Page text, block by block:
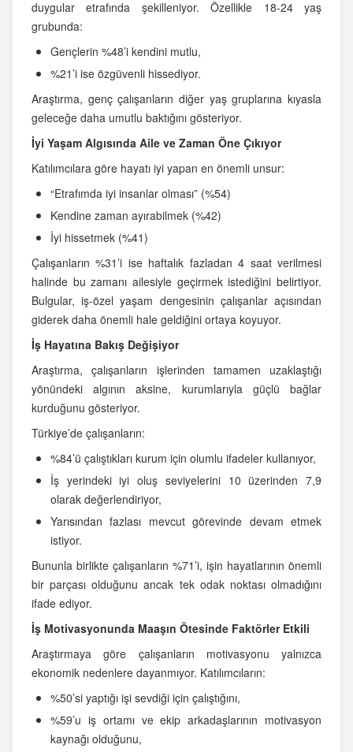
duygular etrafında şekilleniyor. Özellikle 18-24 yaş
grubunda:
Gençlerin %48’i kendini mutlu,
%21’i ise özgüvenli hissediyor.
Araştırma, genç çalışanların diğer yaş gruplarına kıyasla
geleceğe daha umutlu baktığını gösteriyor.
İyi Yaşam Algısında Aile ve Zaman Öne Çıkıyor
Katılımcılara göre hayatı iyi yapan en önemli unsur:
“Etrafımda iyi insanlar olması” (%54)
Kendine zaman ayırabilmek (%42)
İyi hissetmek (%41)
Çalışanların %31’i ise haftalık fazladan 4 saat verilmesi
halinde bu zamanı ailesiyle geçirmek istediğini belirtiyor.
Bulgular, iş-özel yaşam dengesinin çalışanlar açısından
giderek daha önemli hale geldiğini ortaya koyuyor.
İş Hayatına Bakış Değişiyor
Araştırma, çalışanların işlerinden tamamen uzaklaştığı
yönündeki algının aksine, kurumlarıyla güçlü bağlar
kurduğunu gösteriyor.
Türkiye’de çalışanların:
%84’ü çalıştıkları kurum için olumlu ifadeler kullanıyor,
İş yerindeki iyi oluş seviyelerini 10 üzerinden 7,9
olarak değerlendiriyor,
Yarısından fazlası mevcut görevinde devam etmek
istiyor.
Bununla birlikte çalışanların %71’i, işin hayatlarının önemli
bir parçası olduğunu ancak tek odak noktası olmadığını
ifade ediyor.
İş Motivasyonunda Maaşın Ötesinde Faktörler Etkili
Araştırmaya göre çalışanların motivasyonu yalnızca
ekonomik nedenlere dayanmıyor. Katılımcıların:
%50’si yaptığı işi sevdiği için çalıştığını,
%59’u iş ortamı ve ekip arkadaşlarının motivasyon
kaynağı olduğunu,